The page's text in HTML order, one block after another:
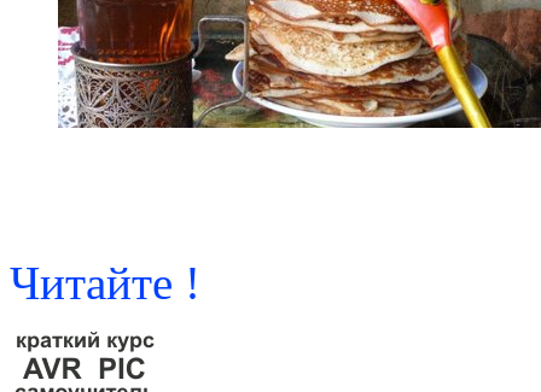
Читайте !